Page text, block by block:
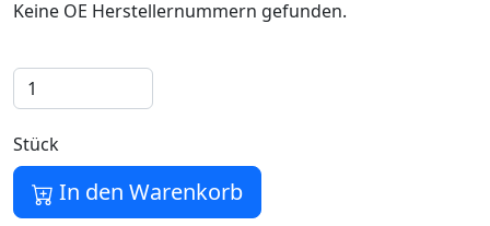
Keine OE Herstellernummern gefunden.
Stück
In den Warenkorb